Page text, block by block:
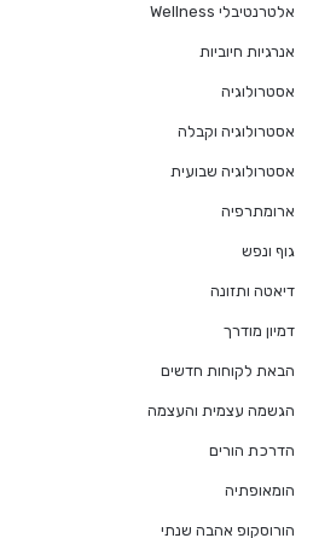
אלטרנטיבלי Wellness
אנרגיות חיוביות
אסטרולוגיה
אסטרולוגיה וקבלה
אסטרולוגיה שבועית
ארומתרפיה
גוף ונפש
דיאטה ותזונה
דמיון מודרך
הבאת לקוחות חדשים
הגשמה עצמית והעצמה
הדרכת הורים
הומאופתיה
הורוסקופ אהבה שנתי